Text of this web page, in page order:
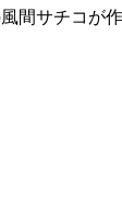
サチコ